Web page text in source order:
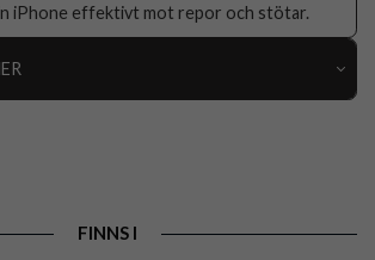
iPhone effektivt mot repor och stötar.
FINNS I